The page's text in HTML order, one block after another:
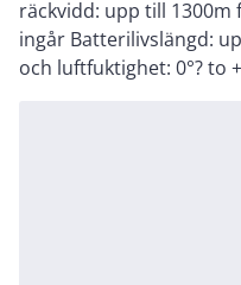
räckvidd: upp till
ingår Batterilivslängd:
och luftfuktighet: 0°? to